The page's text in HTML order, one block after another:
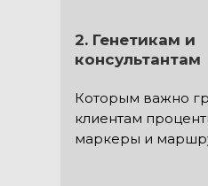
2. Генетикам и
консультантам
Которым важно
клиентам
маркеры и